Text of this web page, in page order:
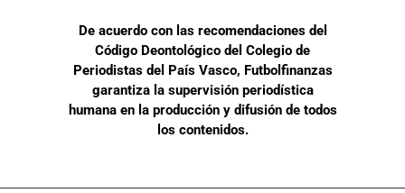
De acuerdo con las recomendaciones del
Código Deontológico del Colegio de
Periodistas del País Vasco, Futbolfinanzas
garantiza la supervisión periodística
humana en la producción y difusión de todos
los contenidos.